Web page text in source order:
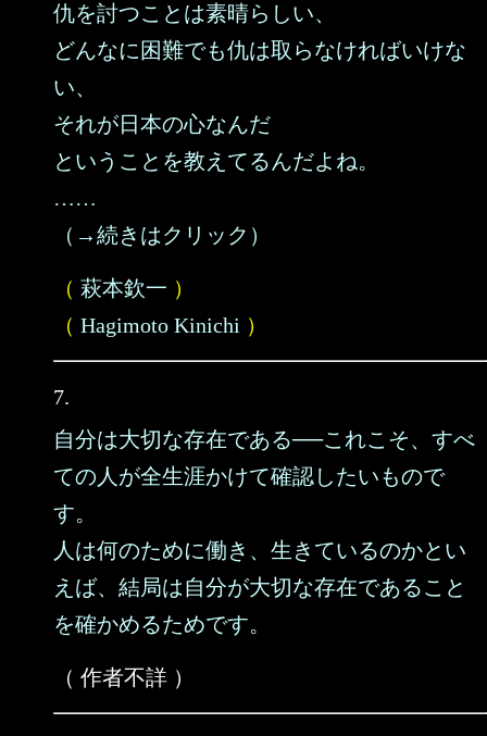
仇を討つことは素晴らしい、
どんなに困難でも仇は取らなければいけな
い、
それが日本の心なんだ
ということを教えてるんだよね。
……
（→続きはクリック）
（ 萩本欽一 ）
（ Hagimoto Kinichi ）
7.
自分は大切な存在である──これこそ、すべ
ての人が全生涯かけて確認したいもので
す。
人は何のために働き、生きているのかとい
えば、結局は自分が大切な存在であること
を確かめるためです。
（ 作者不詳 ）